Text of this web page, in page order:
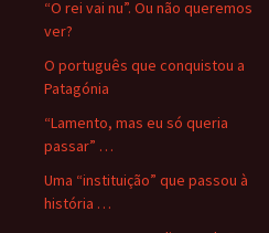
“O rei vai nu”. Ou não queremos
ver?
O português que conquistou a
Patagónia
“Lamento, mas eu só queria
passar” …
Uma “instituição” que passou à
história …